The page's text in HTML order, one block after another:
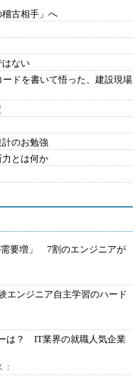
古相手」へ
はない
ードを書いて悟った、建設現場
のお勉強
とは何か
需要増」 7割のエンジニアが
ンジニア自主学習のハード
は？ IT業界の就職人気企業